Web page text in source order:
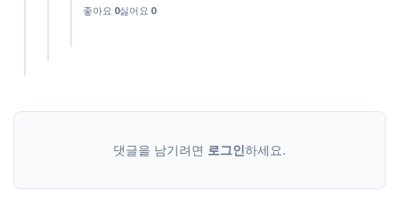
좋아요 0싫어요 0
댓글을 남기려면 로그인하세요.